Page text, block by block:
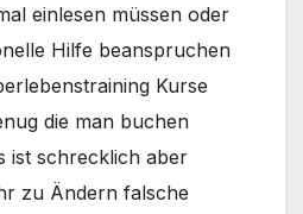
einlesen müssen oder
Hilfe beanspruchen
Kurse
die man buchen
ist schrecklich aber
zu Ändern falsche